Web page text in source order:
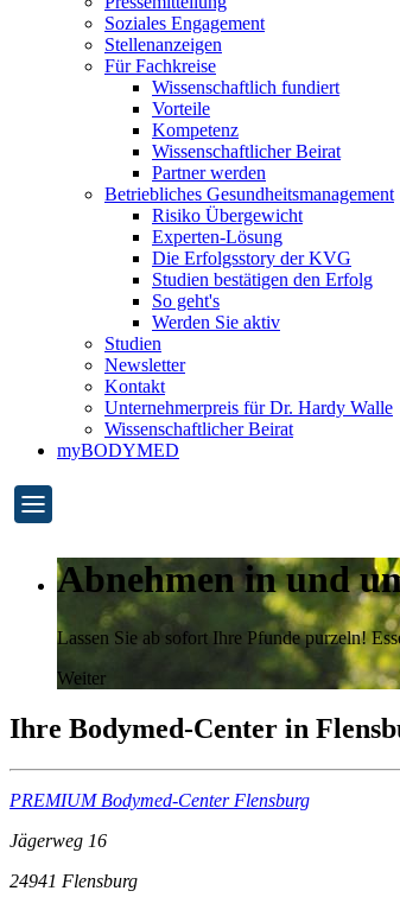
Soziales Engagement
Stellenanzeigen
Für Fachkreise
Wissenschaftlich fundiert
Vorteile
Kompetenz
Wissenschaftlicher Beirat
Partner werden
Betriebliches Gesundheitsmanagement
Risiko Übergewicht
Experten-Lösung
Die Erfolgsstory der KVG
Studien bestätigen den Erfolg
So geht's
Werden Sie aktiv
Studien
Newsletter
Kontakt
Unternehmerpreis für Dr. Hardy Walle
Wissenschaftlicher Beirat
myBODYMED
Abnehmen in und
Lassen Sie ab sofort Ihre Pfunde purzeln!
Weiter
Ihre Bodymed-Center in
PREMIUM Bodymed-Center Flensburg
Jägerweg 16
24941 Flensburg